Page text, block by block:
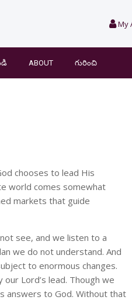
My
ABOUT గురించి
chooses to lead His
world comes somewhat
markets that guide
see, and we listen to a
we do not understand. And
to enormous changes.
Lord’s lead. Though we
answers to God. Without that